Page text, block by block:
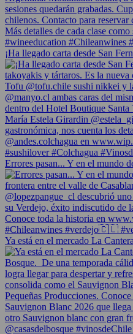
¡Ha llegado carta desde San
Errores pasan... Y en el mundo
Ya está en el mercado La